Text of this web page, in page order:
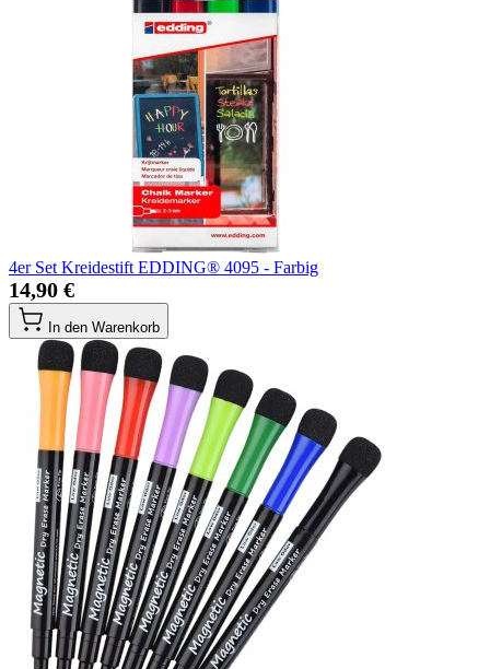
4er Set Kreidestift EDDING® 4095 - Farbig
14,90 €
In den Warenkorb